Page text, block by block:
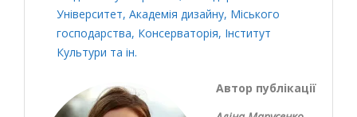
Університет, Академія дизайну, Міського
господарства, Консерваторія, Інститут
Культури та ін.
Автор публікації